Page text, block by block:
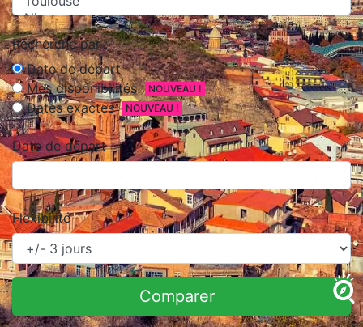
Recherche par :
Date de départ
Mes disponibilités
NOUVEAU !
Dates exactes NOUVEAU !
Date de départ
Flexibilité
Comparer